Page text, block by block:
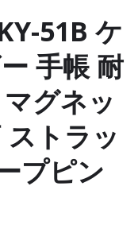
51B ケ
手帳 耐
グネッ
ストラッ
プピン